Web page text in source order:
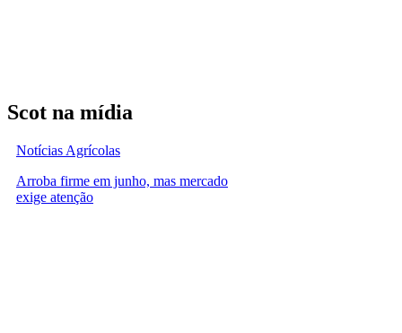
Scot na mídia
Notícias Agrícolas
Arroba firme em junho, mas mercado
exige atenção